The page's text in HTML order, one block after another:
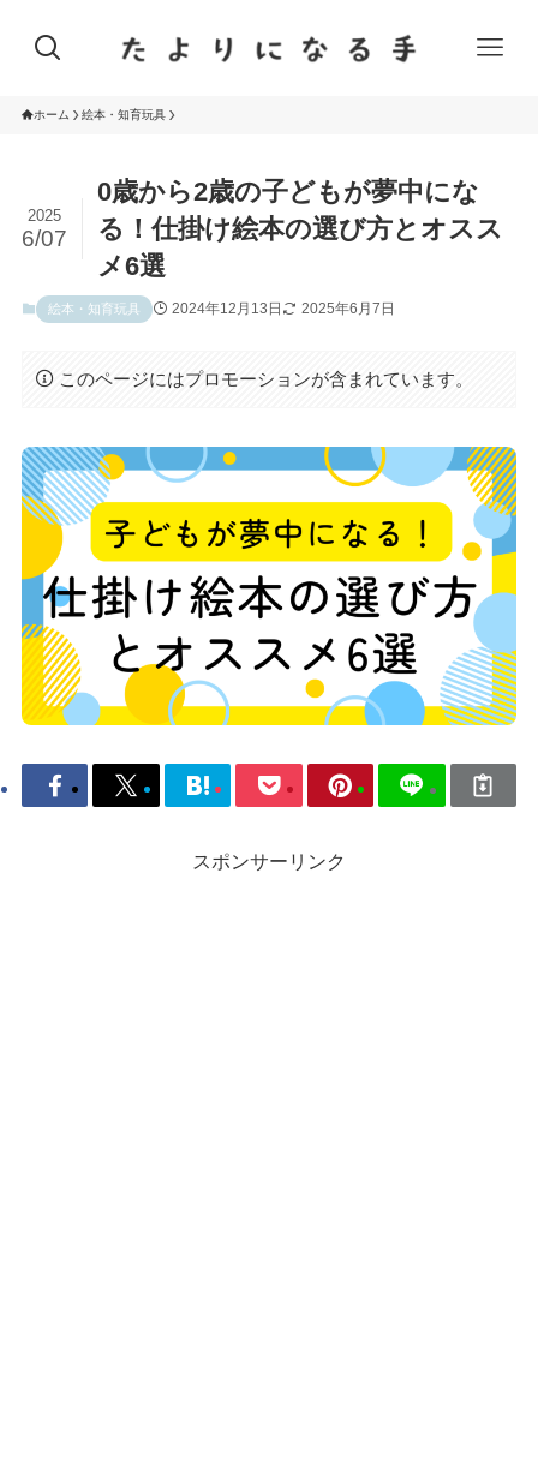
ホーム 絵本・知育玩具
0歳から2歳の子どもが夢中にな
る！仕掛け絵本の選び方とオスス
メ6選
2025
6/07
絵本・知育玩具 2024年12月13日 2025年6月7日
このページにはプロモーションが含まれています。
スポンサーリンク